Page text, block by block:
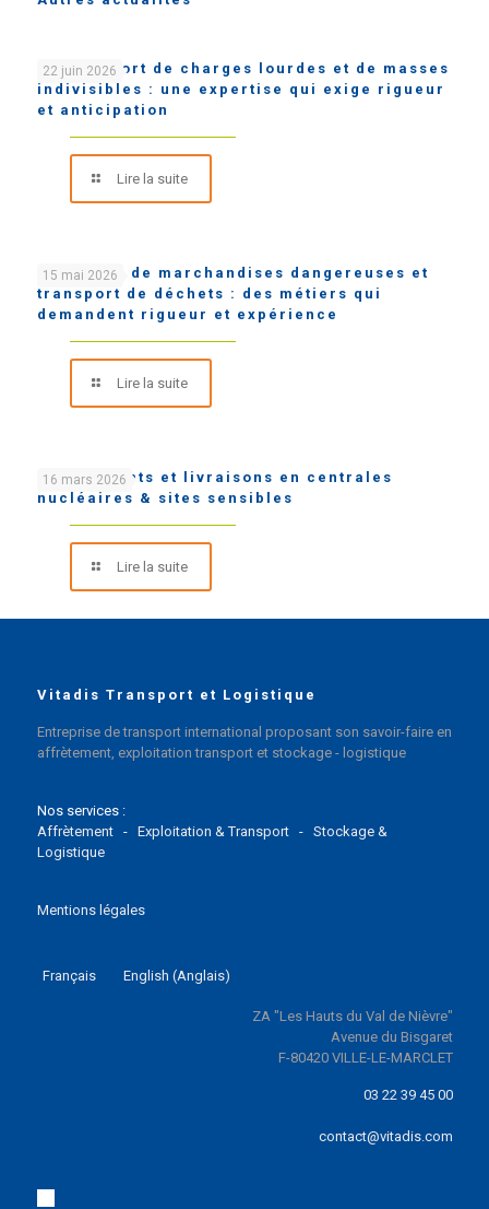
22 juin 2026
Le transport de charges lourdes et de masses
indivisibles : une expertise qui exige rigueur
et anticipation
Lire la suite
15 mai 2026
Transport de marchandises dangereuses et
transport de déchets : des métiers qui
demandent rigueur et expérience
Lire la suite
16 mars 2026
Chargements et livraisons en centrales
nucléaires & sites sensibles
Lire la suite
Vitadis Transport et Logistique
Entreprise de transport international proposant son savoir-faire en
affrètement, exploitation transport et stockage - logistique
Nos services :
Affrètement- Exploitation & Transport- Stockage &
Logistique
Mentions légales
Français English (Anglais)
ZA "Les Hauts du Val de Nièvre"
Avenue du Bisgaret
F-80420 VILLE-LE-MARCLET
03 22 39 45 00
contact@vitadis.com